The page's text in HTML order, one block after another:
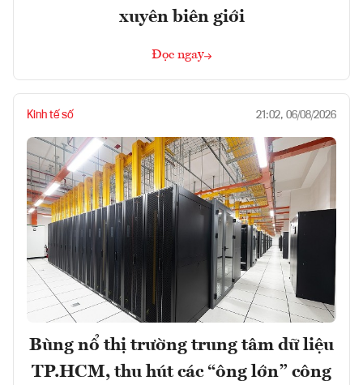
xuyên biên giới
Đọc ngay
Kinh tế số 21:02, 06/08/2026
Bùng nổ thị trường trung tâm dữ liệu
TP.HCM, thu hút các “ông lớn” công